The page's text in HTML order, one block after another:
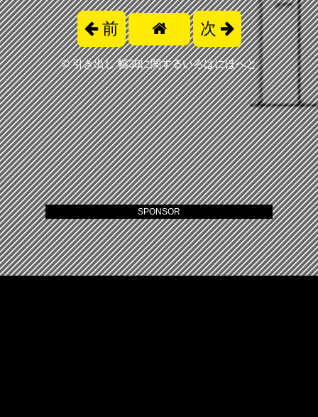
前 次
©引き出し 幅30に関するいろはにほへと
SPONSOR